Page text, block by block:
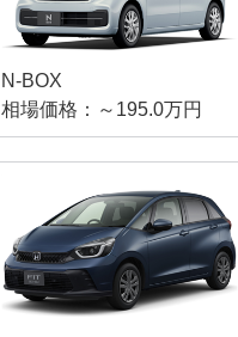
N-BOX
相場価格：～195.0万円